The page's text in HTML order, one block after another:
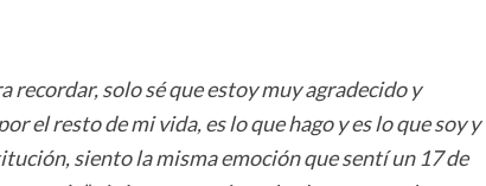
recordar, solo sé que estoy muy agradecido y
el resto de mi vida, es lo que hago y es lo que soy y
siento la misma emoción que sentí un 17 de